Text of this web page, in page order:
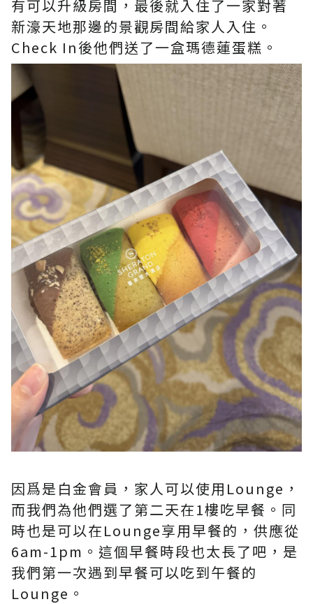
有可以升級房間，最後就入住了一家對著
新濠天地那邊的景觀房間給家人入住。
Check In後他們送了一盒瑪德蓮蛋糕。
因爲是白金會員，家人可以使用Lounge，
而我們為他們選了第二天在1樓吃早餐。同
時也是可以在Lounge享用早餐的，供應從
6am-1pm。這個早餐時段也太長了吧，是
我們第一次遇到早餐可以吃到午餐的
Lounge。